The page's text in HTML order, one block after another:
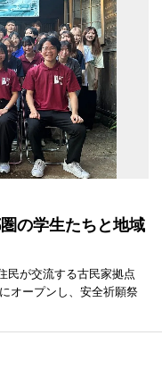
の学生たちと地域
民が交流する古民家拠点
オープンし、安全祈願祭